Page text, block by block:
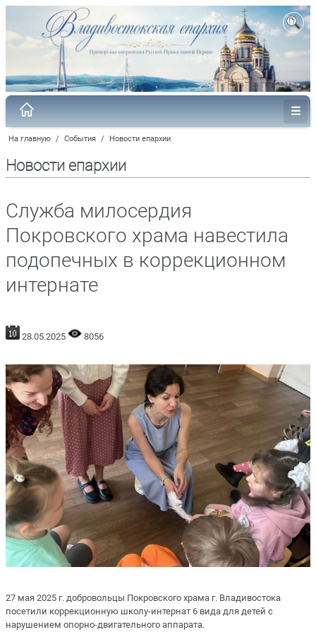
На главную / События / Новости епархии
Новости епархии
Служба милосердия
Покровского храма навестила
подопечных в коррекционном
интернате
28.05.2025 8056
27 мая 2025 г. добровольцы Покровского храма г. Владивостока
посетили коррекционную школу-интернат 6 вида для детей с
нарушением опорно-двигательного аппарата.